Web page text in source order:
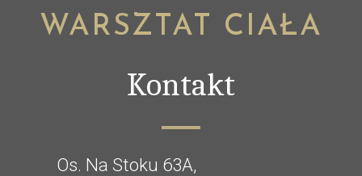
WARSZTAT CIAŁA
Kontakt
Os. Na Stoku 63A,